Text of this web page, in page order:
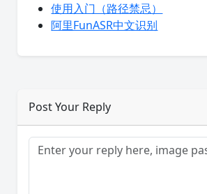
使用入门（路径禁忌）
阿里FunASR中文识别
Post Your Reply